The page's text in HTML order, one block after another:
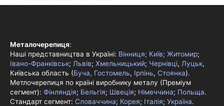
Металочерепиця:
Наші представництва в Україні: Вінниця; Київ; Житомир;
Івано-Франківськ; Львів; Хмельницький; Чернівці, Луцьк,
Київська область (Буча, Гостомель, Ірпінь, Стоянка).
Метлочерепиця по країні виробнику металу (Преміум
сегмент): Фінляндія; Бельгія; Швеція; Німеччина; Польща.
Стандарт сегмент: Словаччина; Корея; Італія; Україна.